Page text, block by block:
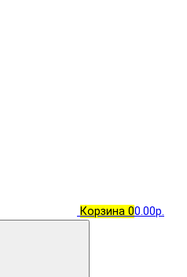
Корзина 00.00р.